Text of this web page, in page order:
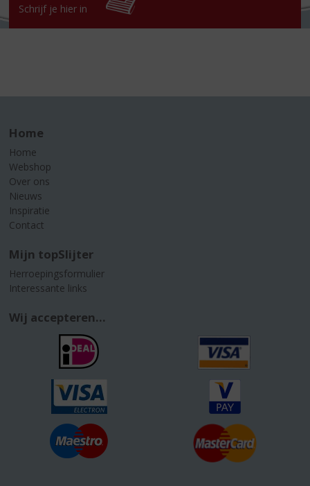
Schrijf je hier in
Home
Home
Webshop
Over ons
Nieuws
Inspiratie
Contact
Mijn topSlijter
Herroepingsformulier
Interessante links
Wij accepteren...